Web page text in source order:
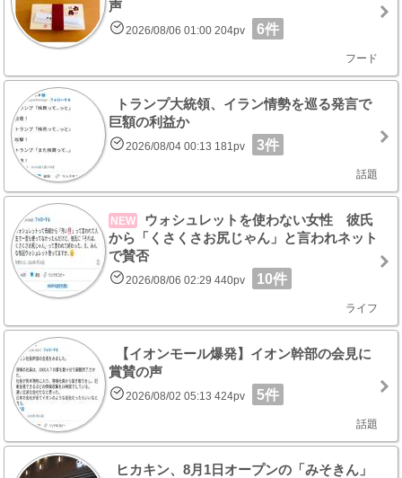
声
2026/08/06 01:00 204pv 6件
フード
トランプ大統領、イラン情勢を巡る発言で
巨額の利益か
2026/08/04 00:13 181pv 3件
話題
NEW
ウォシュレットを使わない女性 彼氏
から「くさくさお尻じゃん」と言われネット
で賛否
2026/08/06 02:29 440pv 10件
ライフ
【イオンモール爆発】イオン幹部の会見に
賞賛の声
2026/08/02 05:13 424pv 5件
話題
ヒカキン、8月1日オープンの「みそきん」